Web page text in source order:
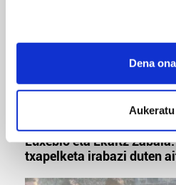
If you allow, we would also like
Collect information
meters
Identify your device by
specific characteristics
Find out more about how your
and set your preferences in the
Dena
Aukeratu
Euxebio eta Ekaitz
txapelketa irabazi duten